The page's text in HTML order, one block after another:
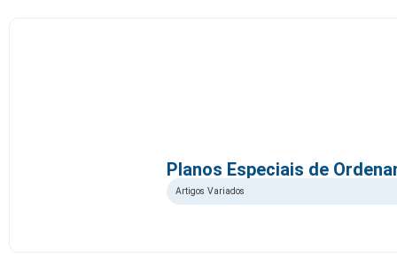
Planos Especiais de
Artigos Variados